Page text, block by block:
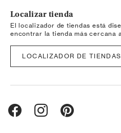
Localizar tienda
El localizador de tiendas está
encontrar la tienda más cercana
LOCALIZADOR DE TIENDAS